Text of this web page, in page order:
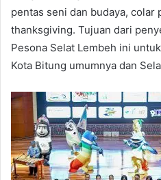
pentas seni dan budaya, colar
thanksgiving. Tujuan dari
Pesona Selat Lembeh ini
Kota Bitung umumnya dan